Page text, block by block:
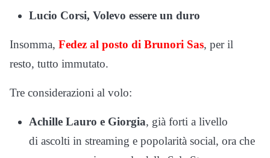
Lucio Corsi, Volevo essere un duro
Insomma, Fedez al posto di Brunori Sas, per il
resto, tutto immutato.
Tre considerazioni al volo:
Achille Lauro e Giorgia, già forti a livello
di ascolti in streaming e popolarità social, ora che